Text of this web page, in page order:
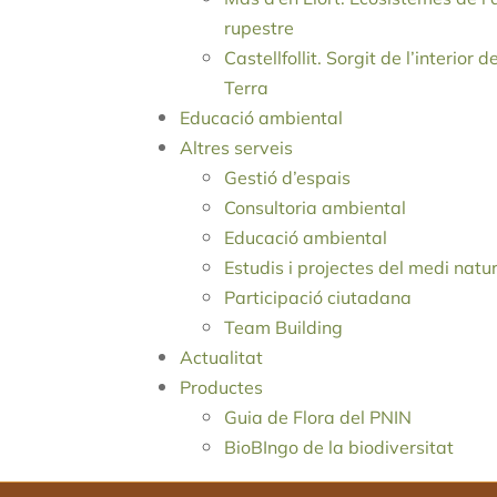
rupestre
Castellfollit. Sorgit de l’interior
Terra
Educació ambiental
Altres serveis
Gestió d’espais
Consultoria ambiental
Educació ambiental
Estudis i projectes del medi
Participació ciutadana
Team Building
Actualitat
Productes
Guia de Flora del PNIN
BioBIngo de la biodiversitat